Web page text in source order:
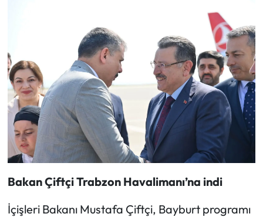
Bakan Çiftçi Trabzon Havalimanı’na indi
İçişleri Bakanı Mustafa Çiftçi, Bayburt programı